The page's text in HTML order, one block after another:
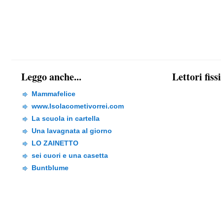
Leggo anche...
Mammafelice
www.Isolacometivorrei.com
La scuola in cartella
Una lavagnata al giorno
LO ZAINETTO
sei cuori e una casetta
Buntblume
Lettori fissi